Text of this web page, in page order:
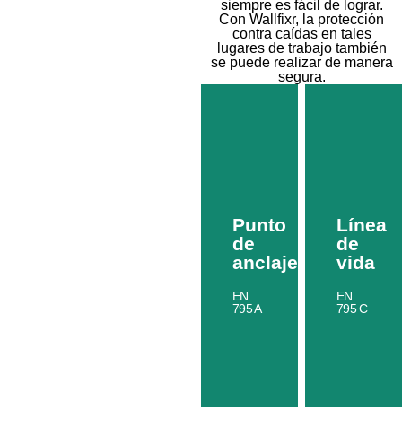
siempre es fácil de lograr.
Con Wallfixr, la protección
contra caídas en tales
lugares de trabajo también
se puede realizar de manera
segura.
Punto
de
anclaje
EN
795 A
Línea
de
vida
EN
795 C